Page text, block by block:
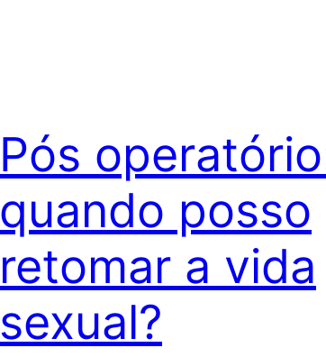
Pós
quando posso
retomar a vida
sexual?